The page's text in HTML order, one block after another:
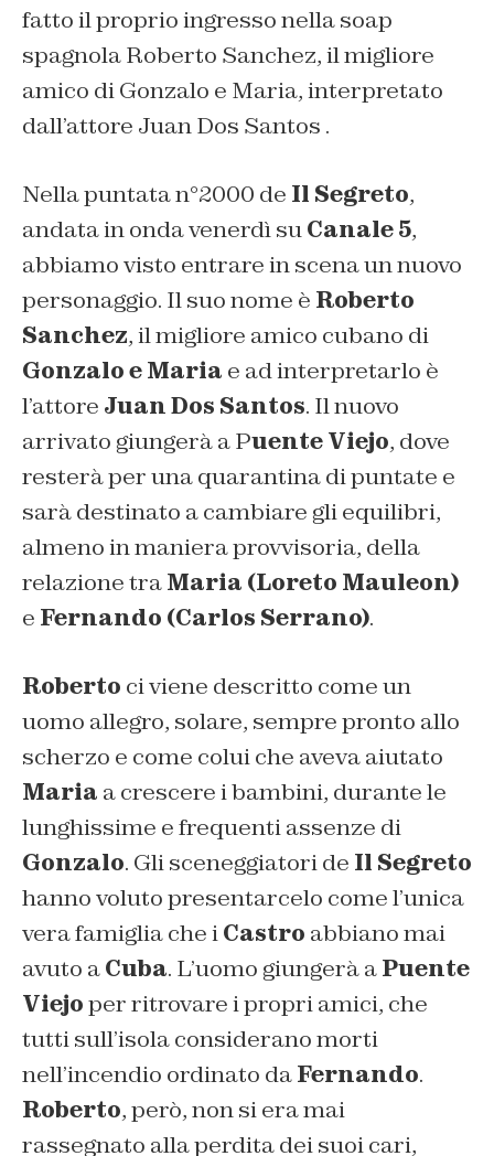
fatto il proprio ingresso nella soap
spagnola Roberto Sanchez, il migliore
amico di Gonzalo e Maria, interpretato
dall’attore Juan Dos Santos .
Nella puntata n°2000 de Il Segreto,
andata in onda venerdì suCanale 5,
abbiamo visto entrare in scena un nuovo
personaggio. Il suo nome è Roberto
Sanchez, il migliore amico cubano di
Gonzalo e Maria e ad interpretarlo è
l’attore Juan Dos Santos. Il nuovo
arrivato giungerà a Puente Viejo, dove
resterà per una quarantina di puntate e
sarà destinato a cambiare gli equilibri,
almeno in maniera provvisoria, della
relazione traMaria (Loreto Mauleon)
e Fernando (Carlos Serrano).
Roberto ci viene descritto come un
uomo allegro, solare, sempre pronto allo
scherzo e come colui che aveva aiutato
Maria a crescere i bambini, durante le
lunghissime e frequenti assenze di
Gonzalo. Gli sceneggiatori de Il Segreto
hanno voluto presentarcelo come l’unica
vera famiglia che iCastro abbiano mai
avuto aCuba. L’uomo giungerà aPuente
Viejoper ritrovare i propri amici, che
tutti sull’isola considerano morti
nell’incendio ordinato daFernando.
Roberto, però, non si era mai
rassegnato alla perdita dei suoi cari,